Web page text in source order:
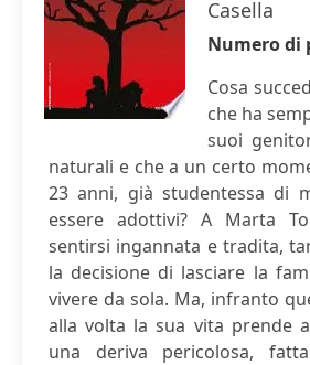
Casella
Numero di
Cosa
che ha
suoi
naturali e che a un certo
23 anni, già studentessa di
essere adottivi? A Marta
sentirsi ingannata e tradita,
la decisione di lasciare la
vivere da sola. Ma, infranto
alla volta la sua vita prende
una deriva pericolosa,